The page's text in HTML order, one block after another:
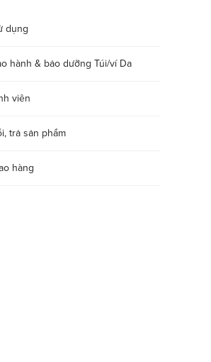
dụng
hành & bảo dưỡng Túi/ví Da
viên
trả sản phẩm
hàng